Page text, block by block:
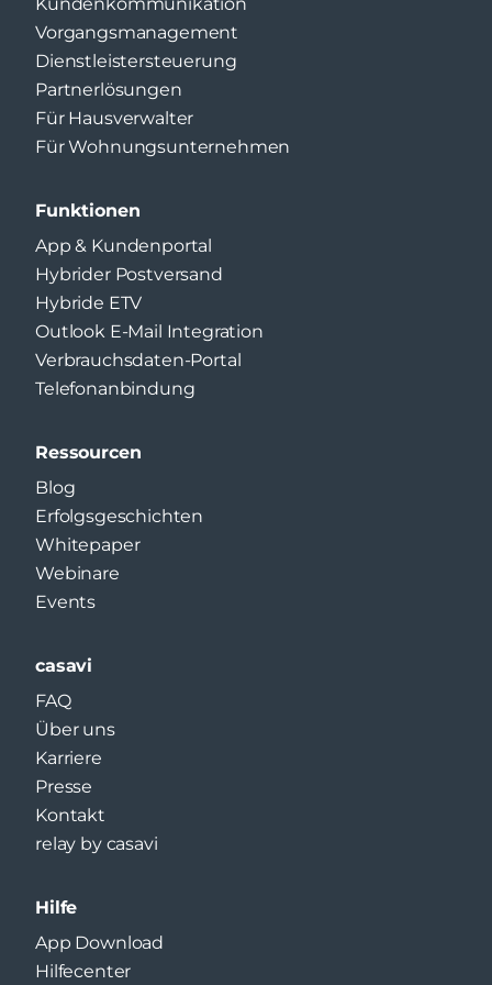
Vorgangsmanagement
Dienstleistersteuerung
Partnerlösungen
Für Hausverwalter
Für Wohnungsunternehmen
Funktionen
App & Kundenportal
Hybrider Postversand
Hybride ETV
Outlook E-Mail Integration
Verbrauchsdaten-Portal
Telefonanbindung
Ressourcen
Blog
Erfolgsgeschichten
Whitepaper
Webinare
Events
casavi
FAQ
Über uns
Karriere
Presse
Kontakt
relay by casavi
Hilfe
App Download
Hilfecenter